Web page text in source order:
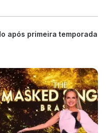
após primeira temporada